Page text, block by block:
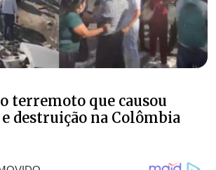
terremoto que causou
destruição na Colômbia